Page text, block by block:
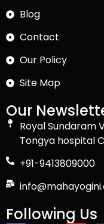
Blog
Contact
Our Policy
Site Map
Our
Royal Sundaram
Tongya hospital
+91-9413809000
Following Us